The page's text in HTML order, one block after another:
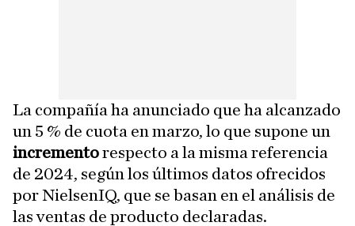
La compañía ha anunciado que ha alcanzado
un 5 % de cuota en marzo, lo que supone un
incrementorespecto a la misma referencia
de 2024, según los últimos datos ofrecidos
por NielsenIQ, que se basan en el análisis de
las ventas de producto declaradas.